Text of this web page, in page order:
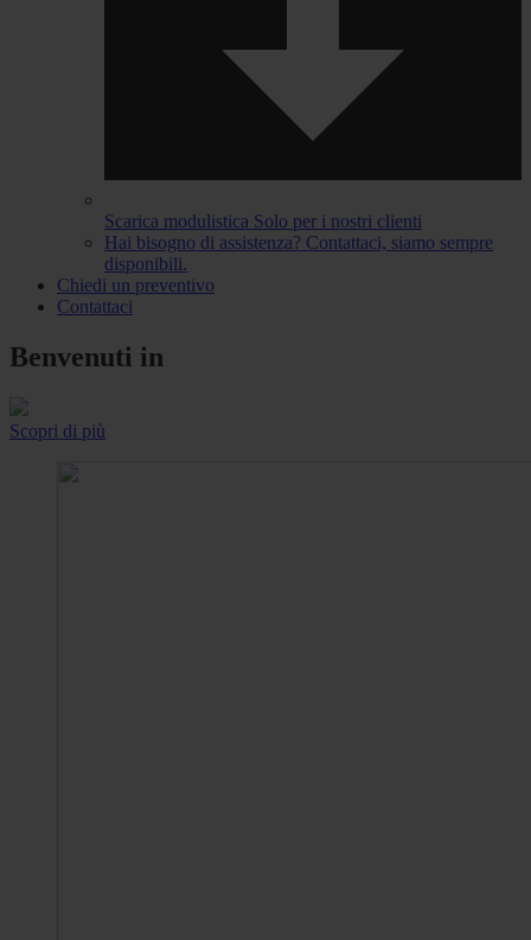
Scarica modulistica Solo per i nostri clienti
Hai bisogno di assistenza? Contattaci, siamo sempre
disponibili.
Chiedi un preventivo
Contattaci
Benvenuti in
Scopri di più